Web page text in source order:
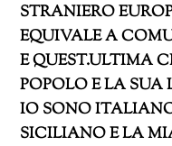
STRANIERO
EQUIVALE A
E QUEST.ULTIMA
POPOLO E LA SUA
IO SONO
SICILIANO E LA